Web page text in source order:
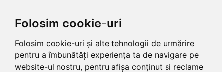
Folosim cookie-uri
Folosim cookie-uri și alte tehnologii de urmărire
pentru a îmbunătăți experiența ta de navigare pe
website-ul nostru, pentru afișa conținut și reclame